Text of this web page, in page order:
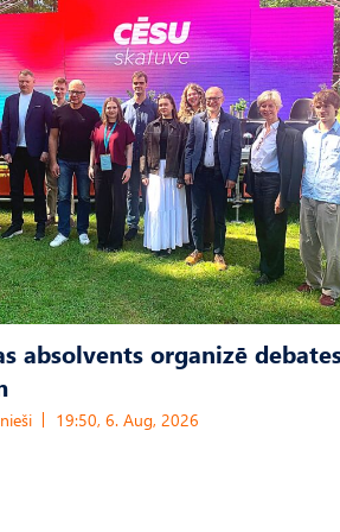
absolvents organizē
19:50, 6. Aug, 2026